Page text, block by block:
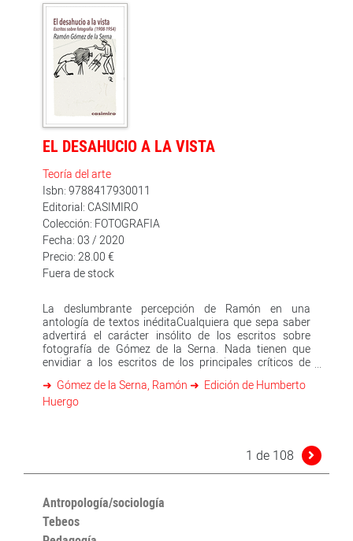
con ojos de niño: para observar, encontrar nuevas
conexiones y resolver problemas del día a día y del
mundo, como la crisis climática, la distribución de la
riqueza, la gestión del tiempo o la educación en las
escuelas. Un libro imprescindible para el desarrollo de
mentes inquietas, tengan la edad que tengan; desde
científicas incluso–, historias inspiradoras de
importantes mentes creativas, preguntas de personas
curiosas, pautas que alimentan la imaginación y
experimentos para jugar con nuestra propia
creatividad.
EL DESAHUCIO A LA VISTA
Teoría del arte
Isbn: 9788417930011
Editorial: CASIMIRO
Colección: FOTOGRAFIA
Fecha: 03 / 2020
Precio: 28.00 €
Fuera de stock
La deslumbrante percepción de Ramón en una
antología de textos inéditaCualquiera que sepa saber
advertirá el carácter insólito de los escritos sobre
fotografía de Gómez de la Serna. Nada tienen que
envidiar a los escritos de los principales críticos de
su reflexión acerca de la fotografía como ausencia.
como "falta de algo", como un "menos" en la frontera de
Gómez de la Serna, Ramón
Edición de Humberto
Huergo
1 de 108
Antropología/sociología
Tebeos